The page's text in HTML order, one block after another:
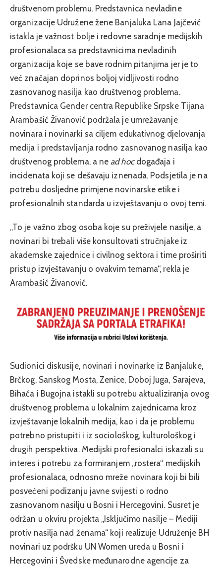
društvenom problemu. Predstavnica nevladine
organizacije Udružene žene Banjaluka Lana Jajčević
istakla je važnost bolje i redovne saradnje medijskih
profesionalaca sa predstavnicima nevladinih
organizacija koje se bave rodnim pitanjima jer je to
već značajan doprinos boljoj vidljivosti rodno
zasnovanog nasilja kao društvenog problema.
Predstavnica Gender centra Republike Srpske Tijana
Arambašić Živanović podržala je umrežavanje
novinara i novinarki sa ciljem edukativnog djelovanja
medija i predstavljanja rodno zasnovanog nasilja kao
društvenog problema, a ne ad hocdogađaja i
incidenata koji se dešavaju iznenada. Podsjetila je na
potrebu dosljedne primjene novinarske etike i
profesionalnih standarda u izvještavanju o ovoj temi.
„To je važno zbog osoba koje su preživjele nasilje, a
novinari bi trebali više konsultovati stručnjake iz
akademske zajednice i civilnog sektora i time proširiti
pristup izvještavanju o ovakvim temama“, rekla je
Arambašić Živanović.
Sudionici diskusije, novinari i novinarke iz Banjaluke,
Brčkog, Sanskog Mosta, Zenice, Doboj Juga, Sarajeva,
Bihaća i Bugojna istakli su potrebu aktualiziranja ovog
društvenog problema u lokalnim zajednicama kroz
izvještavanje lokalnih medija, kao i da je problemu
potrebno pristupiti i iz sociološkog, kulturološkog i
drugih perspektiva. Medijski profesionalci iskazali su
interes i potrebu za formiranjem „rostera“ medijskih
profesionalaca, odnosno mreže novinara koji bi bili
posvećeni podizanju javne svijesti o rodno
zasnovanom nasilju u Bosni i Hercegovini. Susret je
održan u okviru projekta „Isključimo nasilje – Mediji
protiv nasilja nad ženama“ koji realizuje Udruženje BH
novinari uz podršku UN Women ureda u Bosni i
Hercegovini i Švedske međunarodne agencije za